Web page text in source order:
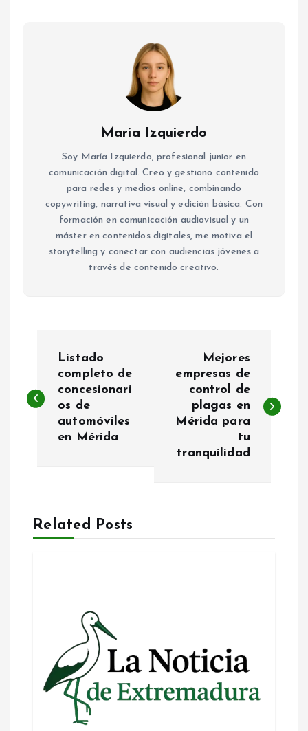
Maria Izquierdo
Soy María Izquierdo, profesional junior en
comunicación digital. Creo y gestiono contenido
para redes y medios online, combinando
copywriting, narrativa visual y edición básica. Con
formación en comunicación audiovisual y un
máster en contenidos digitales, me motiva el
storytelling y conectar con audiencias jóvenes a
través de contenido creativo.
v
a
c
Listado
completo de
concesionari
os de
automóviles
en Mérida
Mejores
empresas de
control de
plagas en
Mérida para
tu
tranquilidad
Related Posts